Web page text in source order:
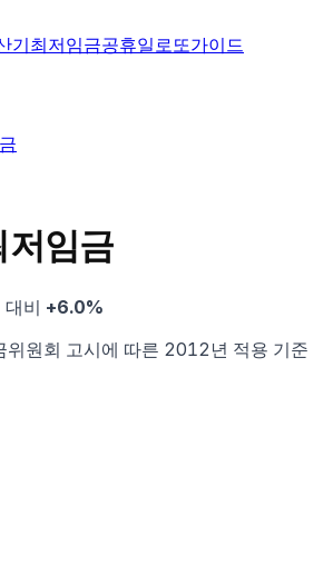
기최저임금공휴일로또가이드
저임금
대비 +6.0%
위원회 고시에 따른 2012 년 적용 기준